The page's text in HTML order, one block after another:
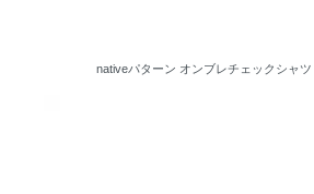
nativeパターン オンブレチェックシャツ